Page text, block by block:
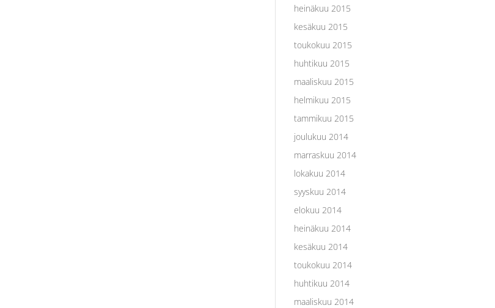
heinäkuu 2015
kesäkuu 2015
toukokuu 2015
huhtikuu 2015
maaliskuu 2015
helmikuu 2015
tammikuu 2015
joulukuu 2014
marraskuu 2014
lokakuu 2014
syyskuu 2014
elokuu 2014
heinäkuu 2014
kesäkuu 2014
toukokuu 2014
huhtikuu 2014
maaliskuu 2014